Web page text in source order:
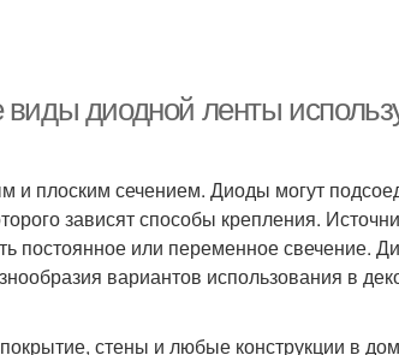
виды диодной ленты
плоским сечением. Диоды могут
зависят способы крепления.
постоянное или переменное свечение.
вариантов использования в
стены и любые конструкции в